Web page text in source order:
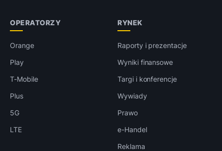
OPERATORZY
Orange
Play
T-Mobile
Plus
5G
LTE
RYNEK
Raporty i prezentacje
Wyniki finansowe
Targi i konferencje
Wywiady
Prawo
e-Handel
Reklama